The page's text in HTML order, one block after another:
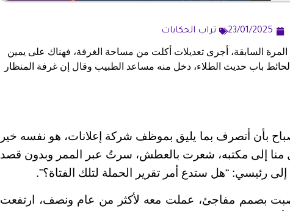
23/01/2025 تراب الحكايات
السابقة، أجرى تعديلات أكلت من مساحة الغرفة، فهناك على يمين
باب حديث الطلاء، دخل منه مساعد الطبيب وقال إن غرفة المنظار
بأن أتصرف بما يليق بموظف شركة إعلانات، هو نفسه خير
منا إلى مكتبه، شعرت بالعطش، سرتُ عبر الممر وبدون قصد
رئيسي: “هل ستدع أمر تقرير الحملة لتلك الفتاة؟”.
أُصبت بصمم مفاجئ، عملت معه لأكثر من عام ونصف، ارتفعت